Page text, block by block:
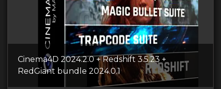
Cinema4D 2024.2.0 + Redshift 3.5.23 +
RedGiant bundle 2024.0.1